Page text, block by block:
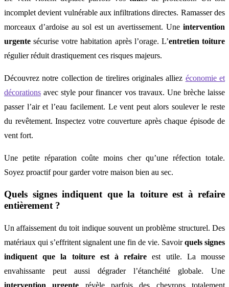
incomplet devient vulnérable aux infiltrations directes. Ramasser des
morceaux d’ardoise au sol est un avertissement. Une intervention
urgente sécurise votre habitation après l’orage. L’entretien toiture
régulier réduit drastiquement ces risques majeurs.
Découvrez notre collection de tirelires originales alliez économie et
décorations avec style pour financer vos travaux. Une brèche laisse
passer l’air et l’eau facilement. Le vent peut alors soulever le reste
du revêtement. Inspectez votre couverture après chaque épisode de
vent fort.
Une petite réparation coûte moins cher qu’une réfection totale.
Soyez proactif pour garder votre maison bien au sec.
Quels signes indiquent que la toiture est à refaire
entièrement ?
Un affaissement du toit indique souvent un problème structurel. Des
matériaux qui s’effritent signalent une fin de vie. Savoirquels signes
indiquent que la toiture est à refaire est utile. La mousse
envahissante peut aussi dégrader l’étanchéité globale. Une
intervention urgente révèle parfois des chevrons totalement